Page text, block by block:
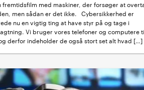
fremtidsfilm med maskiner, der forsøger at
men sådan er det ikke. Cybersikkerhed er
nu en vigtig ting at have styr på og tage i
Vi bruger vores telefoner og computere til
derfor indeholder de også stort set alt hvad […]